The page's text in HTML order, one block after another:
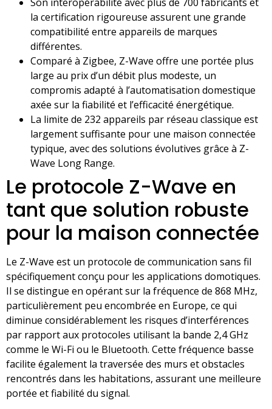
la certification rigoureuse assurent une grande
compatibilité entre appareils de marques
différentes.
Comparé à Zigbee, Z-Wave offre une portée plus
large au prix d’un débit plus modeste, un
compromis adapté à l’automatisation domestique
axée sur la fiabilité et l’efficacité énergétique.
La limite de 232 appareils par réseau classique est
largement suffisante pour une maison connectée
typique, avec des solutions évolutives grâce à Z-
Wave Long Range.
Le protocole Z-Wave en
tant que solution robuste
pour la maison connectée
Le Z-Wave est un protocole de communication sans fil
spécifiquement conçu pour les applications domotiques.
Il se distingue en opérant sur la fréquence de 868 MHz,
particulièrement peu encombrée en Europe, ce qui
diminue considérablement les risques d’interférences
par rapport aux protocoles utilisant la bande 2,4 GHz
comme le Wi-Fi ou le Bluetooth. Cette fréquence basse
facilite également la traversée des murs et obstacles
rencontrés dans les habitations, assurant une meilleure
portée et fiabilité du signal.